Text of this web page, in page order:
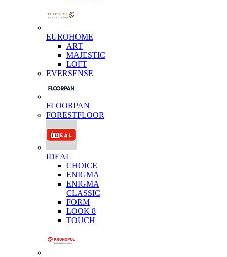
EUROHOME
ART
MAJESTIC
LOFT
EVERSENSE
FLOORPAN
FORESTFLOOR
IDEAL
CHOICE
ENIGMA
ENIGMA
CLASSIC
FORM
LOOK 8
TOUCH